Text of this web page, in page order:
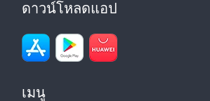
ดาวน์โหลดแอป
เมนู